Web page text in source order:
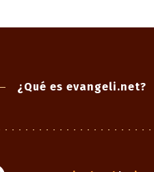
¿Qué es evangeli.net?